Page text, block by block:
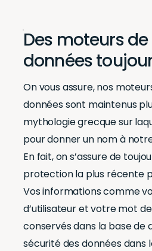
Des moteurs
données
On vous assure, nos
données sont maintenus
mythologie grecque sur
pour donner un nom à
En fait, on s’assure de
protection la plus récente
Vos informations comme
d’utilisateur et votre mot
conservés dans la base de
sécurité des données dans